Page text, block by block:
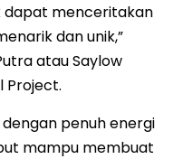
dapat menceritakan
dan unik,”
atau Saylow
Project.
penuh energi
mampu membuat